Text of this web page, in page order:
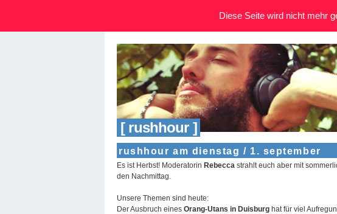
[ rushhour ]
rushhour am dienstag / 1. september
Es ist Herbst! Moderatorin Rebecca strahlt euch aber mit
den Nachmittag.
Unsere Themen sind heute:
Der Ausbruch eines Orang-Utans in Duisburg hat für viel
Diese Seite wird nicht mehr